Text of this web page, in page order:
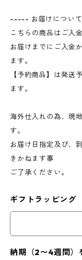
----- お届けについ
こちらの商品はご入
お届けまでにご入金
ます。
【予約商品】は発送
ます。
海外仕入れの為、現
す。
お届け日指定及び、
きかねます事
ご了承ください。
ギフトラッピング
納期（2〜4週間）